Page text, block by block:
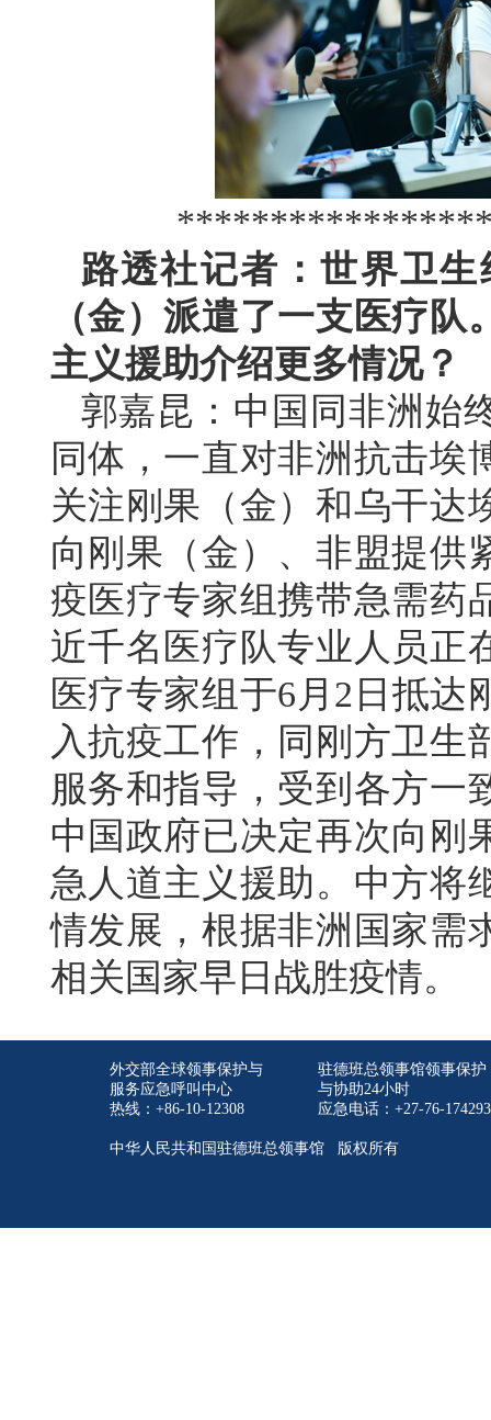
路透社记者：世界卫
（金）派遣了一支医疗
主义援助介绍更多情况？
郭嘉昆：中国同非洲始
同体，一直对非洲抗击埃
关注刚果（金）和乌干达
向刚果（金）、非盟提供
疫医疗专家组携带急需药
近千名医疗队专业人员正
医疗专家组于6月2日抵
入抗疫工作，同刚方卫生
服务和指导，受到各方一
中国政府已决定再次向刚
急人道主义援助。中方将
情发展，根据非洲国家需
相关国家早日战胜疫情。
外交部全球领事保护与
服务应急呼叫中心
热线：+86-10-12308
驻德班总领事馆领事保护
与协助24小时
应急电话：+27-76-
中华人民共和国驻德班总领事馆 版权所有